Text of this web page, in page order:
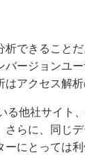
できること
ージョンユ
アクセス解析
他社サイト
らに、同じ
にとっては利